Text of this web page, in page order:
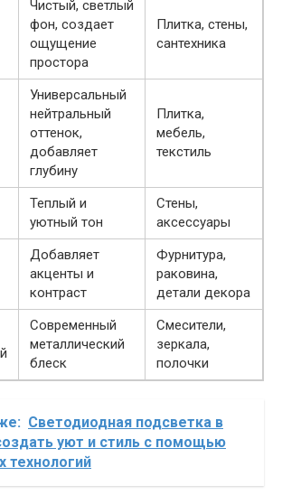
Чистый, светлый
фон, создает
ощущение
простора
Плитка, стены,
сантехника
Универсальный
нейтральный
оттенок,
добавляет
глубину
Плитка,
мебель,
текстиль
Теплый и
уютный тон
Стены,
аксессуары
Добавляет
акценты и
контраст
Фурнитура,
раковина,
детали декора
Современный
металлический
блеск
Смесители,
зеркала,
полочки
Светодиодная подсветка в
уют и стиль с помощью
технологий